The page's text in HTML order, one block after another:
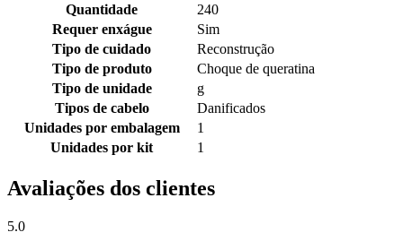
Quantidade
240
Requer enxágue
Sim
Tipo de cuidado
Reconstrução
Tipo de produto
Choque de queratina
Tipo de unidade
g
Tipos de cabelo
Danificados
Unidades por embalagem
1
Unidades por kit
1
Avaliações dos clientes
5.0